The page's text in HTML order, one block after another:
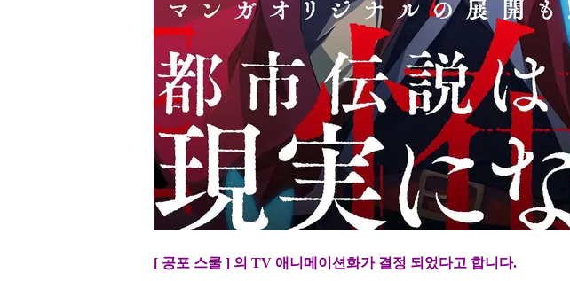
[ 공포 스쿨 ] 의 TV 애니메이션화가 결정 되었다고 합니다.